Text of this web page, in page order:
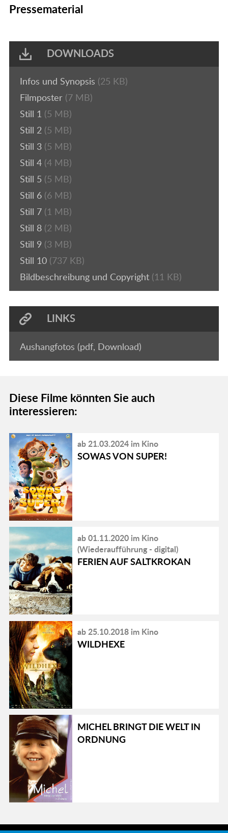
Pressematerial
DOWNLOADS
Infos und Synopsis (25 KB)
Filmposter (7 MB)
Still 1 (5 MB)
Still 2 (5 MB)
Still 3 (5 MB)
Still 4 (4 MB)
Still 5 (5 MB)
Still 6 (6 MB)
Still 7 (1 MB)
Still 8 (2 MB)
Still 9 (3 MB)
Still 10 (737 KB)
Bildbeschreibung und Copyright (11 KB)
LINKS
Aushangfotos (pdf, Download)
Diese Filme könnten Sie auch
interessieren:
ab 21.03.2024 im Kino
SOWAS VON SUPER!
ab 01.11.2020 im Kino
(Wiederaufführung - digital)
FERIEN AUF SALTKROKAN
ab 25.10.2018 im Kino
WILDHEXE
MICHEL BRINGT DIE WELT IN
ORDNUNG